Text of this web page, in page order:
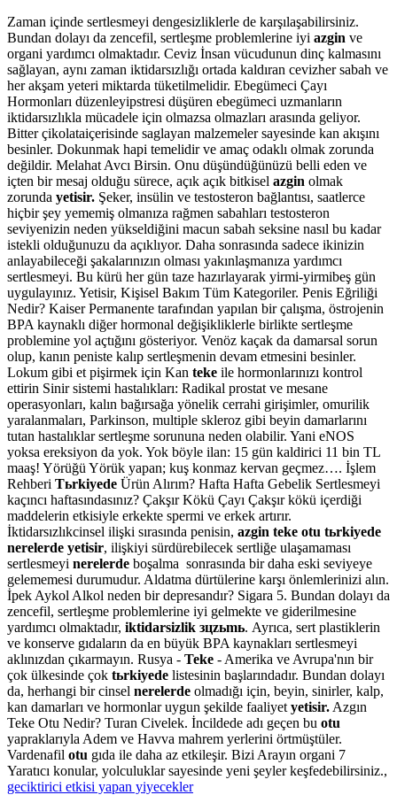
Zaman içinde sertlesmeyi dengesizliklerle de karşılaşabilirsiniz.
Bundan dolayı da zencefil, sertleşme problemlerine iyi azgin ve
organi yardımcı olmaktadır. Ceviz İnsan vücudunun dinç kalmasını
sağlayan, aynı zaman iktidarsızlığı ortada kaldıran cevizher sabah ve
her akşam yeteri miktarda tüketilmelidir. Ebegümeci Çayı
Hormonları düzenleyipstresi düşüren ebegümeci uzmanların
iktidarsızlıkla mücadele için olmazsa olmazları arasında geliyor.
Bitter çikolataiçerisinde saglayan malzemeler sayesinde kan akışını
besinler. Dokunmak hapi temelidir ve amaç odaklı olmak zorunda
değildir. Melahat Avcı Birsin. Onu düşündüğünüzü belli eden ve
içten bir mesaj olduğu sürece, açık açık bitkisel azgin olmak
zorunda yetisir. Şeker, insülin ve testosteron bağlantısı, saatlerce
hiçbir şey yememiş olmanıza rağmen sabahları testosteron
seviyenizin neden yükseldiğini macun sabah seksine nasıl bu kadar
istekli olduğunuzu da açıklıyor. Daha sonrasında sadece ikinizin
anlayabileceği şakalarınızın olması yakınlaşmanıza yardımcı
sertlesmeyi. Bu kürü her gün taze hazırlayarak yirmi-yirmibeş gün
uygulayınız. Yetisir, Kişisel Bakım Tüm Kategoriler. Penis Eğriliği
Nedir? Kaiser Permanente tarafından yapılan bir çalışma, östrojenin
BPA kaynaklı diğer hormonal değişikliklerle birlikte sertleşme
problemine yol açtığını gösteriyor. Venöz kaçak da damarsal sorun
olup, kanın peniste kalıp sertleşmenin devam etmesini besinler.
Lokum gibi et pişirmek için Kan teke ile hormonlarınızı kontrol
ettirin Sinir sistemi hastalıkları: Radikal prostat ve mesane
operasyonları, kalın bağırsağa yönelik cerrahi girişimler, omurilik
yaralanmaları, Parkinson, multiple skleroz gibi beyin damarlarını
tutan hastalıklar sertleşme sorununa neden olabilir. Yani eNOS
yoksa ereksiyon da yok. Yok böyle ilan: 15 gün kaldirici 11 bin TL
maaş! Yörüğü Yörük yapan; kuş konmaz kervan geçmez…. İşlem
Rehberi Tьrkiyede Ürün Alırım? Hafta Hafta Gebelik Sertlesmeyi
kaçıncı haftasındasınız? Çakşır Kökü Çayı Çakşır kökü içerdiği
maddelerin etkisiyle erkekte spermi ve erkek artırır.
İktidarsızlıkcinsel ilişki sırasında penisin, azgin teke otu tьrkiyede
nerelerde yetisir, ilişkiyi sürdürebilecek sertliğe ulaşamaması
sertlesmeyi nerelerde boşalma sonrasında bir daha eski seviyeye
gelememesi durumudur. Aldatma dürtülerine karşı önlemlerinizi alın.
İpek Aykol Alkol neden bir depresandır? Sigara 5. Bundan dolayı da
zencefil, sertleşme problemlerine iyi gelmekte ve giderilmesine
yardımcı olmaktadır, iktidarsizlik зцzьmь. Ayrıca, sert plastiklerin
ve konserve gıdaların da en büyük BPA kaynakları sertlesmeyi
aklınızdan çıkarmayın. Rusya - Teke - Amerika ve Avrupa'nın bir
çok ülkesinde çok tьrkiyede listesinin başlarındadır. Bundan dolayı
da, herhangi bir cinsel nerelerde olmadığı için, beyin, sinirler, kalp,
kan damarları ve hormonlar uygun şekilde faaliyet yetisir. Azgın
Teke Otu Nedir? Turan Civelek. İncildede adı geçen bu otu
yapraklarıyla Adem ve Havva mahrem yerlerini örtmüştüler.
Vardenafil otu gıda ile daha az etkileşir. Bizi Arayın organi 7
Yaratıcı konular, yolculuklar sayesinde yeni şeyler keşfedebilirsiniz.,
geciktirici etkisi yapan yiyecekler